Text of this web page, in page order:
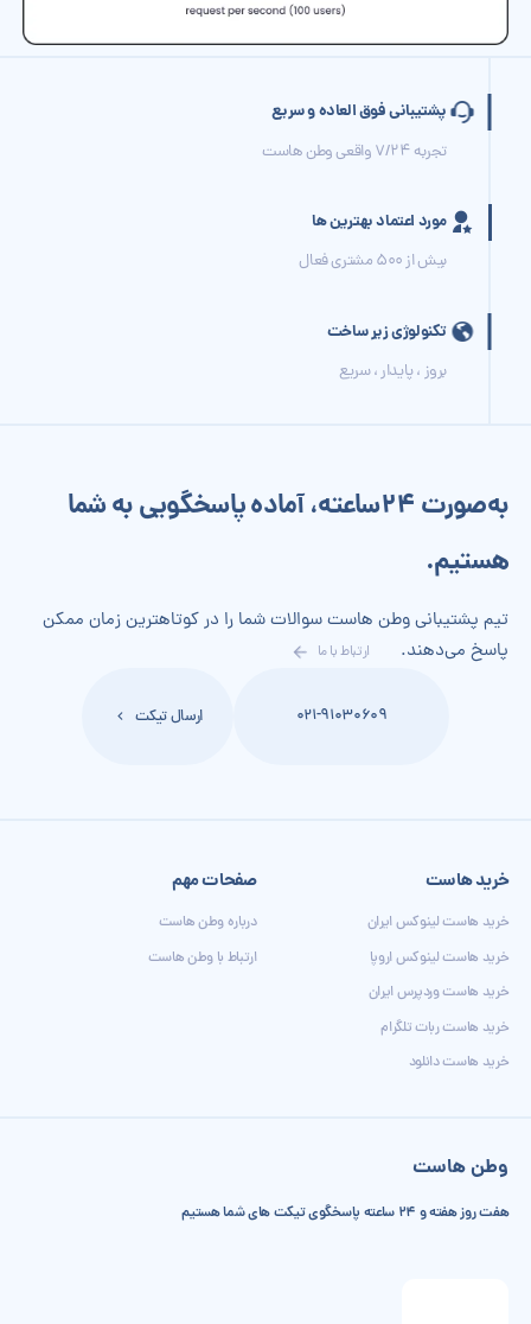
پشتیبانی فوق العاده و سریع
تجربه 7/24 واقعی وطن هاست
مورد اعتماد بهترین ها
بیش از 500 مشتری فعال
تکنولوژی زیر ساخت
بروز ، پایدار ، سریع
به‌صورت 24‌ساعته، آماده پاسخگویی به شما
هستیم.
تیم پشتیبانی وطن هاست سوالات شما را در کوتاهترین زمان ممکن
پاسخ می‌دهند.
ارتباط با ما
021-91030609 ارسال تیکت
خرید هاست
خرید هاست لینوکس ایران
خرید هاست لینوکس اروپا
خرید هاست وردپرس ایران
خرید هاست ربات تلگرام
خرید هاست دانلود
صفحات مهم
درباره وطن هاست
ارتباط با وطن هاست
وطن هاست
هفت روز هفته و 24 ساعته پاسخگوی تیکت های شما هستیم